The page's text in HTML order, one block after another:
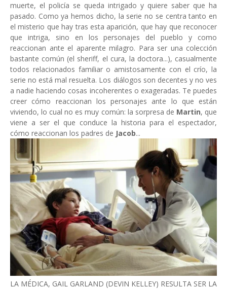
muerte, el policía se queda intrigado y quiere saber que ha
pasado. Como ya hemos dicho, la serie no se centra tanto en
el misterio que hay tras esta aparición, que hay que reconocer
que intriga, sino en los personajes del pueblo y como
reaccionan ante el aparente milagro. Para ser una colección
bastante común (el sheriff, el cura, la doctora...), casualmente
todos relacionados familiar o amistosamente con el crío, la
serie no está mal resuelta. Los diálogos son decentes y no ves
a nadie haciendo cosas incoherentes o exageradas. Te puedes
creer cómo reaccionan los personajes ante lo que están
viviendo, lo cual no es muy común: la sorpresa de Martin, que
viene a ser el que conduce la historia para el espectador,
cómo reaccionan los padres de Jacob...
LA MÉDICA, GAIL GARLAND (DEVIN KELLEY) RESULTA SER LA